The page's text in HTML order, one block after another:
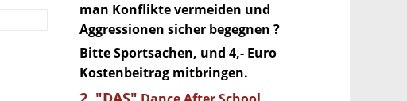
man Konflikte vermeiden und
Aggressionen sicher begegnen ?
Bitte Sportsachen, und 4,- Euro
Kostenbeitrag mitbringen.